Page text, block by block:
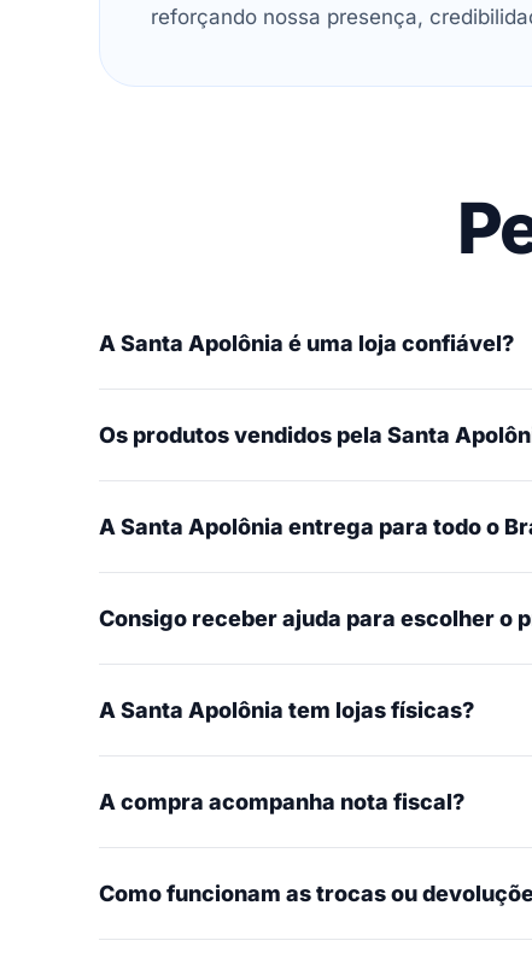
reforçando nossa presença,
A Santa Apolônia é uma loja confiável?
Os produtos vendidos pela Santa
A Santa Apolônia entrega para todo o
Consigo receber ajuda para escolher o
A Santa Apolônia tem lojas físicas?
A compra acompanha nota fiscal?
Como funcionam as trocas ou